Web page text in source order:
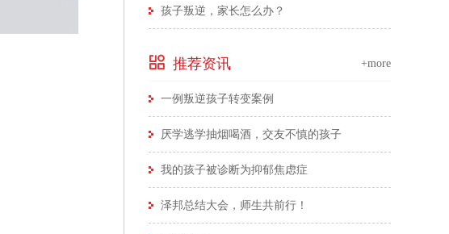
孩子叛逆，家长怎么办？
推荐资讯 +more
一例叛逆孩子转变案例
厌学逃学抽烟喝酒，交友不慎的孩子
我的孩子被诊断为抑郁焦虑症
泽邦总结大会，师生共前行！